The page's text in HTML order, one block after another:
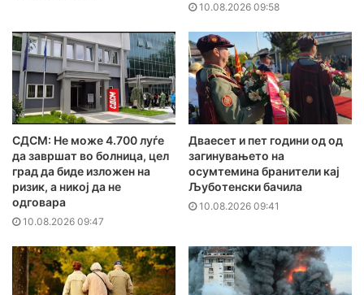
10.08.2026 09:58
СДСМ: Не може 4.700 луѓе
да завршат во болница, цел
град да биде изложен на
ризик, а никој да не
одговара
10.08.2026 09:47
Дваесет и пет години од од
загинувањето на
осумтемина бранители кај
Љуботенски бачила
10.08.2026 09:41